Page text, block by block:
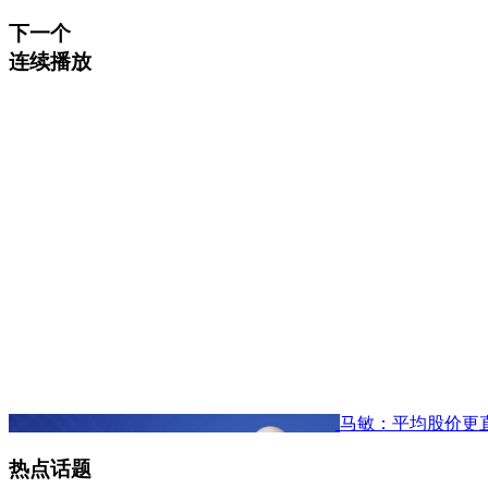
下一个
连续播放
马敏：平均股价更
热点话题